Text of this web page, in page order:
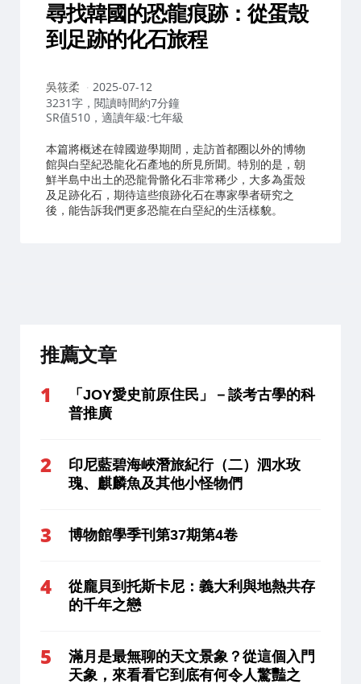
尋找韓國的恐龍痕跡：從蛋殼
到足跡的化石旅程
作
者：
吳筱柔
2025-07-12
3231字，閱讀時間約7分鐘
SR值510，適讀年級:七年級
本篇將概述在韓國遊學期間，走訪首都圈以外的博物
館與白堊紀恐龍化石產地的所見所聞。特別的是，朝
鮮半島中出土的恐龍骨骼化石非常稀少，大多為蛋殼
及足跡化石，期待這些痕跡化石在專家學者研究之
後，能告訴我們更多恐龍在白堊紀的生活樣貌。
推薦文章
「JOY愛史前原住民」－談考古學的科
普推廣
印尼藍碧海峽潛旅紀行（二）泗水玫
瑰、麒麟魚及其他小怪物們
博物館學季刊第37期第4卷
從龐貝到托斯卡尼：義大利與地熱共存
的千年之戀
滿月是最無聊的天文景象？從這個入門
天象，來看看它到底有何令人驚豔之